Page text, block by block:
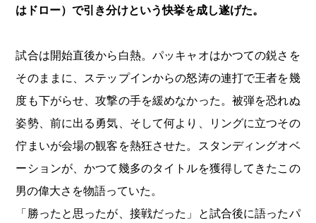
はドロー）で引き分けという快挙を成し遂げた。
試合は開始直後から白熱。パッキャオはかつての鋭さを
そのままに、ステップインからの怒涛の連打で王者を幾
度も下がらせ、攻撃の手を緩めなかった。被弾を恐れぬ
姿勢、前に出る勇気、そして何より、リングに立つその
佇まいが会場の観客を熱狂させた。スタンディングオベ
ーションが、かつて幾多のタイトルを獲得してきたこの
男の偉大さを物語っていた。
「勝ったと思ったが、接戦だった」と試合後に語ったパ